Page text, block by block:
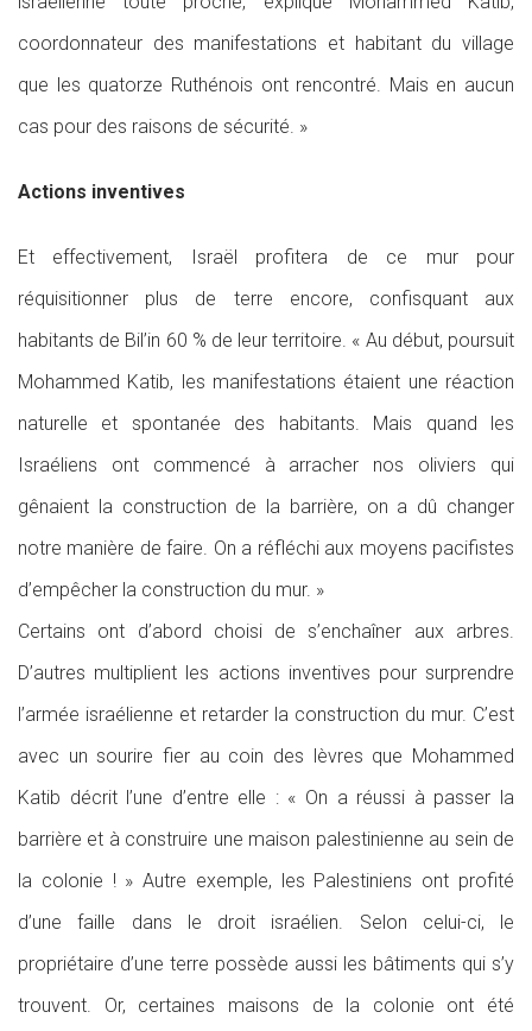
coordonnateur des manifestations et habitant du village
que les quatorze Ruthénois ont rencontré. Mais en aucun
cas pour des raisons de sécurité. »
Actions inventives
Et effectivement, Israël profitera de ce mur pour
réquisitionner plus de terre encore, confisquant aux
habitants de Bil’in 60 % de leur territoire. « Au début, poursuit
Mohammed Katib, les manifestations étaient une réaction
naturelle et spontanée des habitants. Mais quand les
Israéliens ont commencé à arracher nos oliviers qui
gênaient la construction de la barrière, on a dû changer
notre manière de faire. On a réfléchi aux moyens pacifistes
d’empêcher la construction du mur. »
Certains ont d’abord choisi de s’enchaîner aux arbres.
D’autres multiplient les actions inventives pour surprendre
l’armée israélienne et retarder la construction du mur. C’est
avec un sourire fier au coin des lèvres que Mohammed
Katib décrit l’une d’entre elle : « On a réussi à passer la
barrière et à construire une maison palestinienne au sein de
la colonie ! » Autre exemple, les Palestiniens ont profité
d’une faille dans le droit israélien. Selon celui-ci, le
propriétaire d’une terre possède aussi les bâtiments qui s’y
trouvent. Or, certaines maisons de la colonie ont été